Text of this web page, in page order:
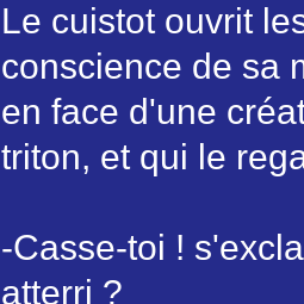
Le cuistot ouvrit
conscience de sa
en face d'une
triton, et qui le
-Casse-toi !
atterri ?